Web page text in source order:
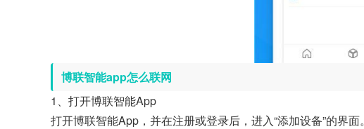
博联智能app怎么联网
1、打开博联智能App
打开博联智能App，并在注册或登录后，进入“添加设备”的界面。